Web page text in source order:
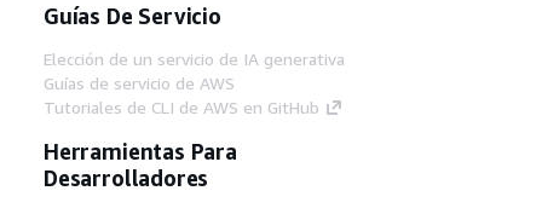
Guías De Servicio
Elección de un servicio de IA generativa
Guías de servicio de AWS
Tutoriales de CLI de AWS en GitHub
Herramientas Para
Desarrolladores